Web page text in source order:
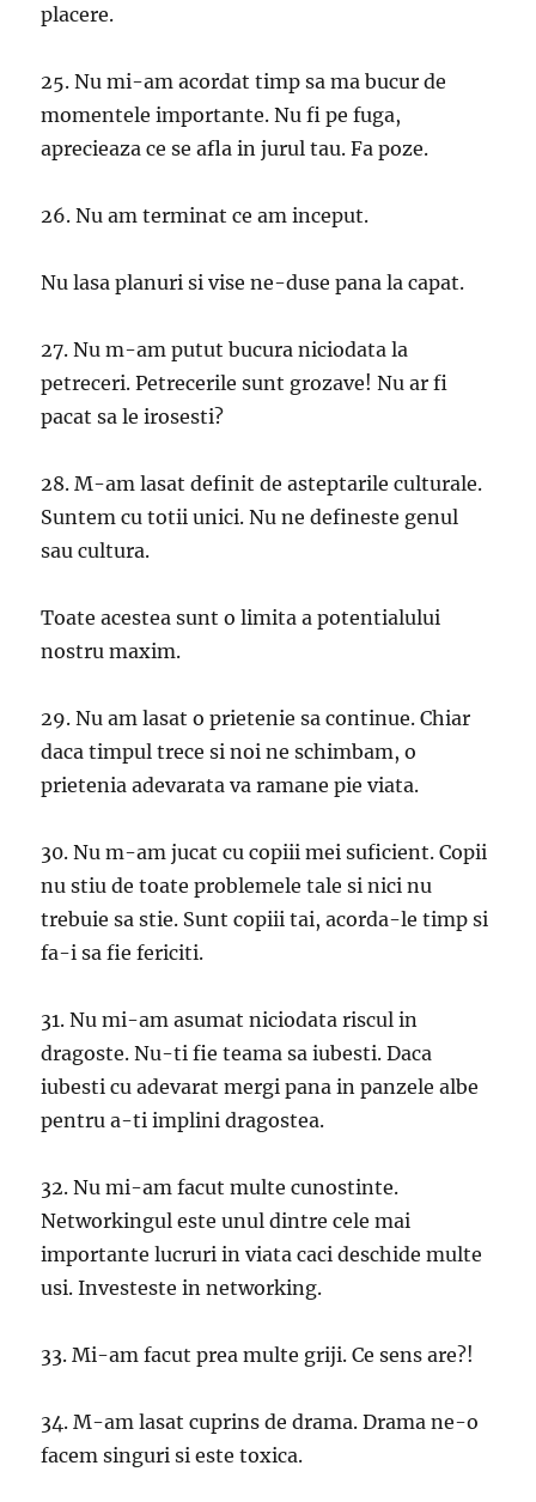
placere.
25. Nu mi-am acordat timp sa ma bucur de
momentele importante. Nu fi pe fuga,
aprecieaza ce se afla in jurul tau. Fa poze.
26. Nu am terminat ce am inceput.
Nu lasa planuri si vise ne-duse pana la capat.
27. Nu m-am putut bucura niciodata la
petreceri. Petrecerile sunt grozave! Nu ar fi
pacat sa le irosesti?
28. M-am lasat definit de asteptarile culturale.
Suntem cu totii unici. Nu ne defineste genul
sau cultura.
Toate acestea sunt o limita a potentialului
nostru maxim.
29. Nu am lasat o prietenie sa continue. Chiar
daca timpul trece si noi ne schimbam, o
prietenia adevarata va ramane pie viata.
30. Nu m-am jucat cu copiii mei suficient. Copii
nu stiu de toate problemele tale si nici nu
trebuie sa stie. Sunt copiii tai, acorda-le timp si
fa-i sa fie fericiti.
31. Nu mi-am asumat niciodata riscul in
dragoste. Nu-ti fie teama sa iubesti. Daca
iubesti cu adevarat mergi pana in panzele albe
pentru a-ti implini dragostea.
32. Nu mi-am facut multe cunostinte.
Networkingul este unul dintre cele mai
importante lucruri in viata caci deschide multe
usi. Investeste in networking.
33. Mi-am facut prea multe griji. Ce sens are?!
34. M-am lasat cuprins de drama. Drama ne-o
facem singuri si este toxica.